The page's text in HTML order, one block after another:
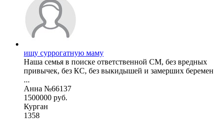
ищу суррогатную маму
Наша семья в поиске ответственной СМ, без вредных
привычек, без КС, без выкидышей и замерших беремен
...
Анна №66137
1500000 руб.
Курган
1358